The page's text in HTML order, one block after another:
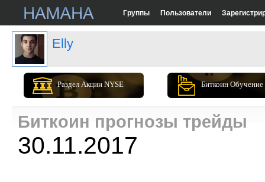
Группы Пользователи
Elly
Раздел Акции NYSE Биткоин Обучение
Биткоин прогнозы трейды
30.11.2017